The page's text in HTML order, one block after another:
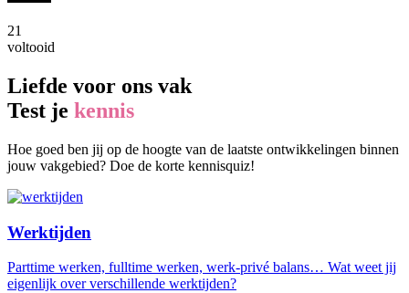
21
voltooid
Liefde voor ons vak
Test je kennis
Hoe goed ben jij op de hoogte van de laatste ontwikkelingen binnen
jouw vakgebied? Doe de korte kennisquiz!
Werktijden
Parttime werken, fulltime werken, werk-privé balans… Wat weet jij
eigenlijk over verschillende werktijden?